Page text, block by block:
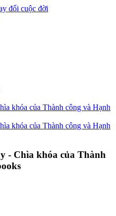
đổi cuộc đời
- Chìa khóa của Thành